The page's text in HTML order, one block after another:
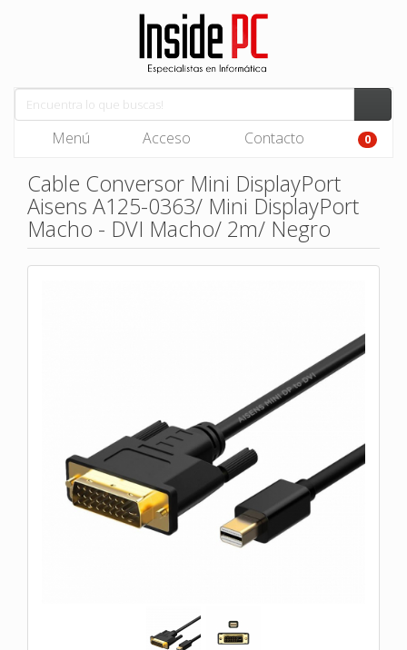
Menú Acceso Contacto 0
Cable Conversor Mini DisplayPort
Aisens A125-0363/ Mini DisplayPort
Macho - DVI Macho/ 2m/ Negro